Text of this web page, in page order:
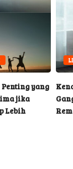
yang
jika
Lebih